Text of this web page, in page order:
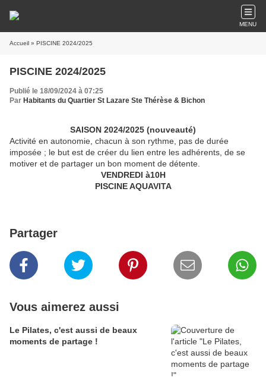
MENU
Accueil » PISCINE 2024/2025
PISCINE 2024/2025
Publié le 18/09/2024 à 07:25
Par Habitants du Quartier St Lazare Ste Thérèse & Bichon
SAISON 2024/2025 (nouveauté)
Activité en autonomie, chacun à son rythme, pas de durée
imposée ; le but est de créer du lien entre les adhérents, de se
motiver et de partager un bon moment de détente.
VENDREDI à10H
PISCINE AQUAVITA
Partager
Vous aimerez aussi
Le Pilates, c'est aussi de beaux
moments de partage !